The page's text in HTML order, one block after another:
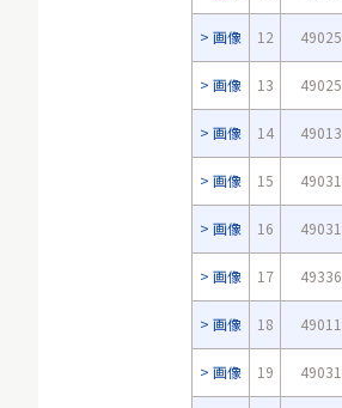
画像 12
画像 13
画像 14
画像 15
画像 16
画像 17
画像 18
画像 19